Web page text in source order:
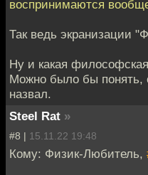
воспринимаются
Так ведь экранизации
Ну и какая
Можно было бы понять,
назвал.
Steel Rat »
#8 | 15.11.22 19:48
Кому: Физик-Любитель,